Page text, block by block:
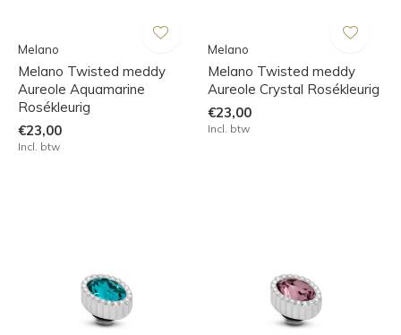
Melano
Melano Twisted meddy
Aureole Aquamarine
Rosékleurig
€23,00
Incl. btw
Melano
Melano Twisted meddy
Aureole Crystal Rosékleurig
€23,00
Incl. btw